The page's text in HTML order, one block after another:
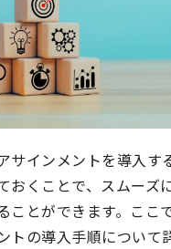
サインメントを導入す
おくことで、スムーズ
ことができます。ここ
トの導入手順について